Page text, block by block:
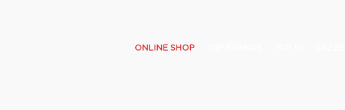
ONLINE SHOP